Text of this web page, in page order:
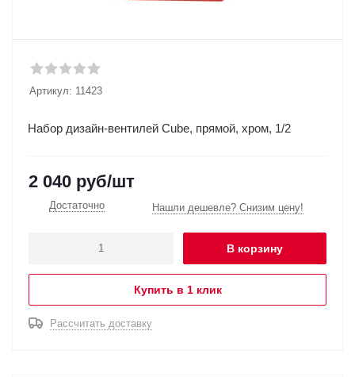
Артикул: 11423
Набор дизайн-вентилей Cube, прямой, хром, 1/2
2 040 руб/шт
Достаточно Нашли дешевле? Снизим цену!
В корзину
Купить в 1 клик
Рассчитать доставку